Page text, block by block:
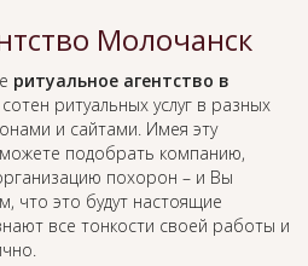
Молочанск
ритуальное агентство в
ритуальных услуг в разных
и сайтами. Имея эту
подобрать компанию,
похорон – и Вы
что это будут настоящие
все тонкости своей работы и